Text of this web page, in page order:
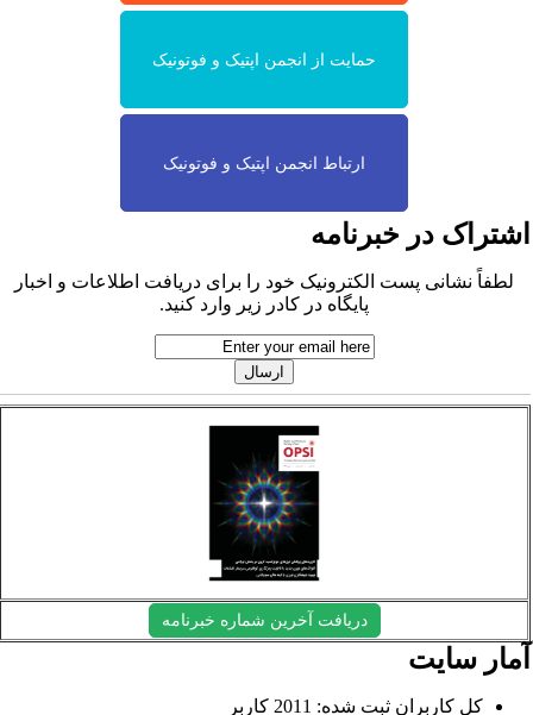
حمایت از انجمن اپتیک و فوتونیک
ارتباط انجمن اپتیک و فوتونیک
در خبرنامه
لطفاً نشانی پست الکترونیک خود را برای دریافت اطلاعات و اخبار
پایگاه در کادر زیر وارد کنید.
دریافت آخرین شماره خبرنامه
سایت
کل کاربران ثبت شده: 2011 کاربر